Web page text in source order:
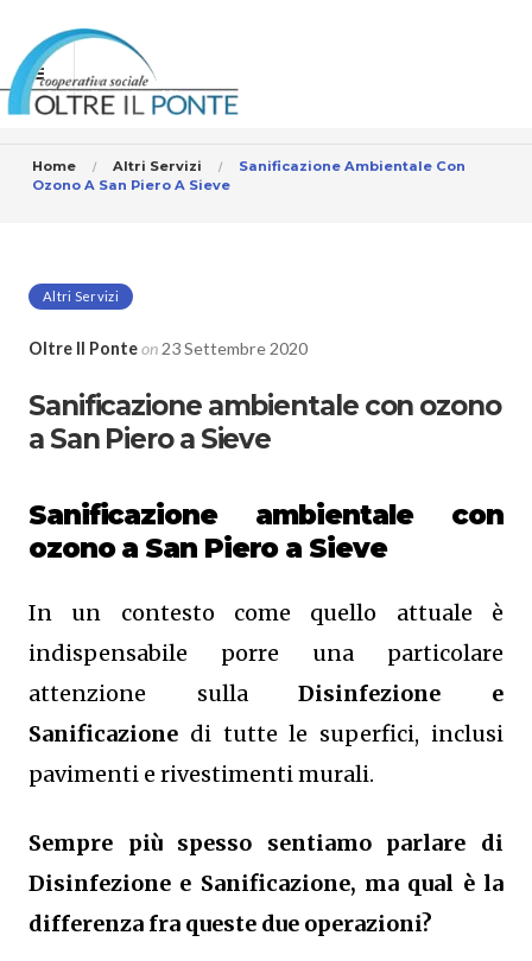
Home Altri Servizi
Sanificazione Ambientale Con
Ozono A San Piero A Sieve
Altri Servizi
Oltre Il Ponteon23 Settembre 2020
Sanificazione ambientale con ozono
a San Piero a Sieve
Sanificazione ambientale con
ozonoa San Piero a Sieve
In un contesto come quello attuale è
indispensabile porre una particolare
attenzione sullaDisinfezione e
Sanificazione di tutte le superfici, inclusi
pavimenti e rivestimenti murali.
Sempre più spesso sentiamo parlare di
Disinfezione e Sanificazione, ma qual è la
differenza fra queste due operazioni?